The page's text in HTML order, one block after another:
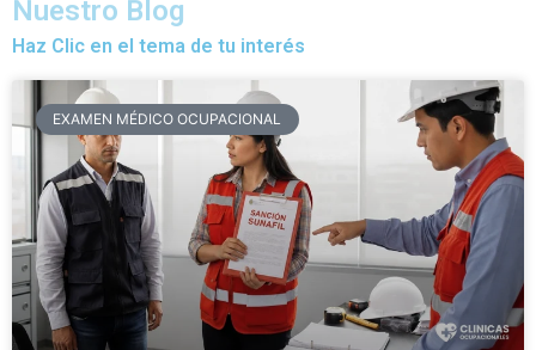
Nuestro Blog
Haz Clic en el tema de tu interés
EXAMEN MÉDICO OCUPACIONAL